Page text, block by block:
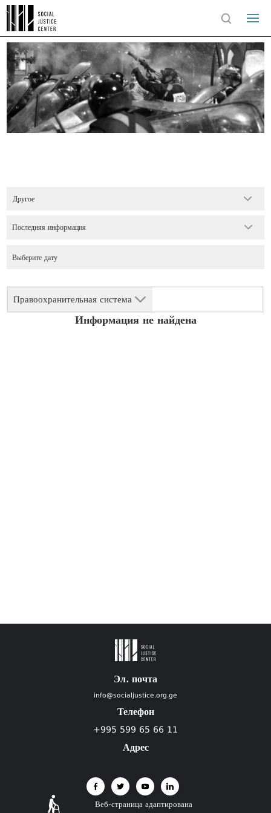
Другое
Правоохранительная система
Последняя информация
Информация не найдена
Эл. почта
info@socialjustice.org.ge
Телефон
+995 599 65 66 11
Адрес
Веб-страница адаптирована